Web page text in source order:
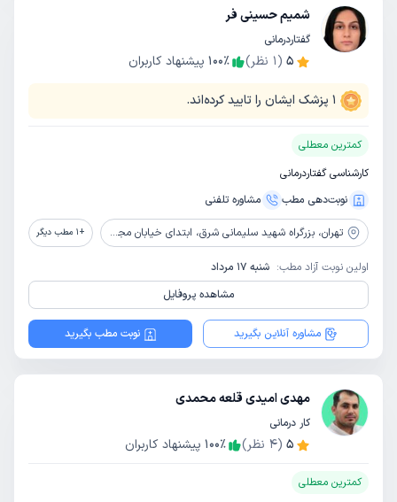
شمیم حسینی فر
گفتاردرمانی
5
(
1 نظر) 100٪ پیشنهاد کاربران
1 پزشک ایشان را تایید کرده‌اند.
کمترین معطلی
کارشناسی گفتاردرمانی
نوبت‌دهی مطب
مشاوره‌ تلفنی
تهران، بزرگراه شهید سلیمانی شرق، ابتدای خیابان مجیدیه جنوبی، کوچه طلوعی پلاک 1 +
1 مطب دیگر
اولین نوبت آزاد مطب: شنبه 17 مرداد
مشاهده پروفایل
مشاوره آنلاین بگیرید نوبت مطب بگیرید
مهدی امیدی قلعه محمدی
کار درمانی
5
(
4 نظر) 100٪ پیشنهاد کاربران
کمترین معطلی